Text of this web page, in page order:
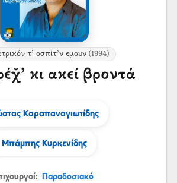
τ’ οσπίτ’ν εμουν (1994)
κι ακεί βροντά
Καραπαναγιωτίδης
Μπάμπης Κυρκενίδης
Παραδοσιακό